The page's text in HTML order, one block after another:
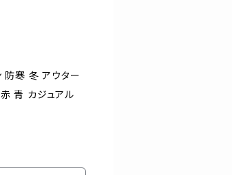
防寒 冬 アウター
青 カジュアル